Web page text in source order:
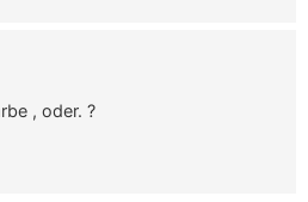
, oder. ?